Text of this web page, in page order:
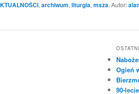
, archiwum, liturgia, msza. Autor:
Ogień
90-